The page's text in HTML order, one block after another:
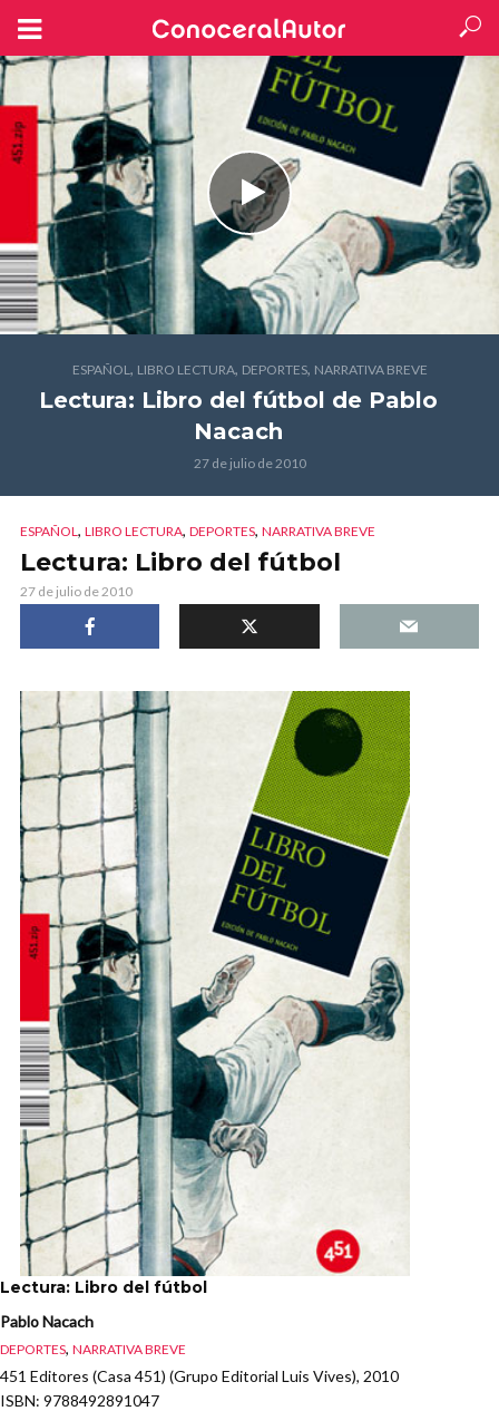
ESPAÑOL, LIBRO LECTURA, DEPORTES, NARRATIVA BREVE
Lectura: Libro del fútbol de Pablo
Nacach
27 de julio de 2010
ESPAÑOL, LIBRO LECTURA, DEPORTES, NARRATIVA BREVE
Lectura: Libro del fútbol
27 de julio de 2010
Lectura: Libro del fútbol
Pablo Nacach
DEPORTES, NARRATIVA BREVE
451 Editores (Casa 451) (Grupo Editorial Luis Vives), 2010
ISBN: 9788492891047